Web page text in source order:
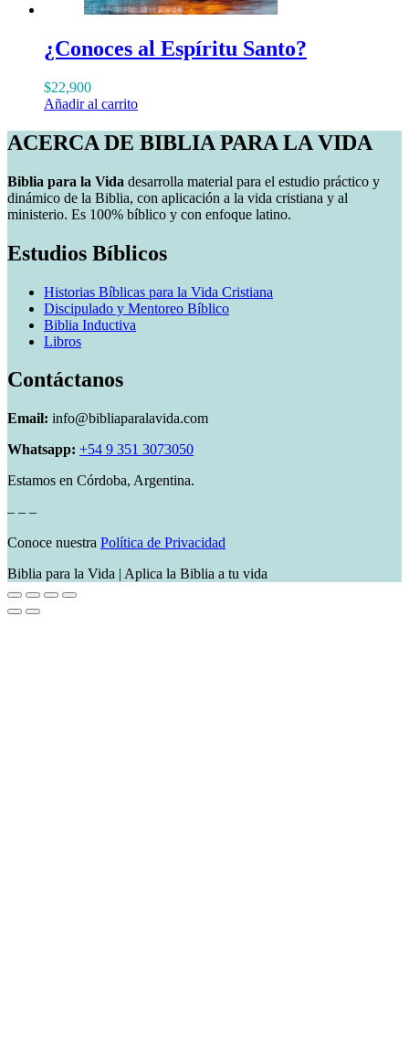
¿Conoces al Espíritu Santo?
$22,900
Añadir al carrito
ACERCA DE BIBLIA PARA LA VIDA
Biblia para la Vida desarrolla material para el estudio práctico y
dinámico de la Biblia, con aplicación a la vida cristiana y al
ministerio. Es 100% bíblico y con enfoque latino.
Estudios Bíblicos
Historias Bíblicas para la Vida Cristiana
Discipulado y Mentoreo Bíblico
Biblia Inductiva
Libros
Contáctanos
Email: info@bibliaparalavida.com
Whatsapp: +54 9 351 3073050
Estamos en Córdoba, Argentina.
– – –
Conoce nuestra Política de Privacidad
Biblia para la Vida | Aplica la Biblia a tu vida